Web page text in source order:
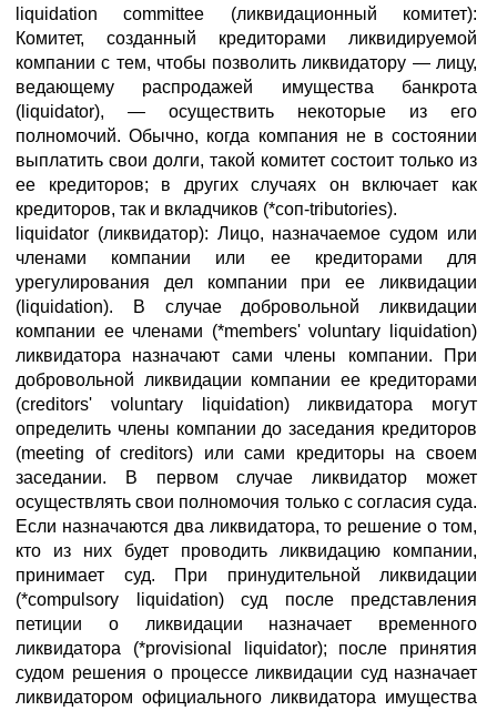
liquidation committee (ликвидационный комитет):
Комитет, созданный кредиторами ликвидируемой
компании с тем, чтобы позволить ликвидатору — лицу,
ведающему распродажей имущества банкрота
(liquidator), — осуществить некоторые из его
полномочий. Обычно, когда компания не в состоянии
выплатить свои долги, такой комитет состоит только из
ее кредиторов; в других случаях он включает как
кредиторов, так и вкладчиков (*соп-tributories).
liquidator (ликвидатор): Лицо, назначаемое судом или
членами компании или ее кредиторами для
урегулирования дел компании при ее ликвидации
(liquidation). В случае добровольной ликвидации
компании ее членами (*members' voluntary liquidation)
ликвидатора назначают сами члены компании. При
добровольной ликвидации компании ее кредиторами
(creditors' voluntary liquidation) ликвидатора могут
определить члены компании до заседания кредиторов
(meeting of creditors) или сами кредиторы на своем
заседании. В первом случае ликвидатор может
осуществлять свои полномочия только с согласия суда.
Если назначаются два ликвидатора, то решение о том,
кто из них будет проводить ликвидацию компании,
принимает суд. При принудительной ликвидации
(*compulsory liquidation) суд после представления
петиции о ликвидации назначает временного
ликвидатора (*provisional liquidator); после принятия
судом решения о процессе ликвидации суд назначает
ликвидатором официального ликвидатора имущества